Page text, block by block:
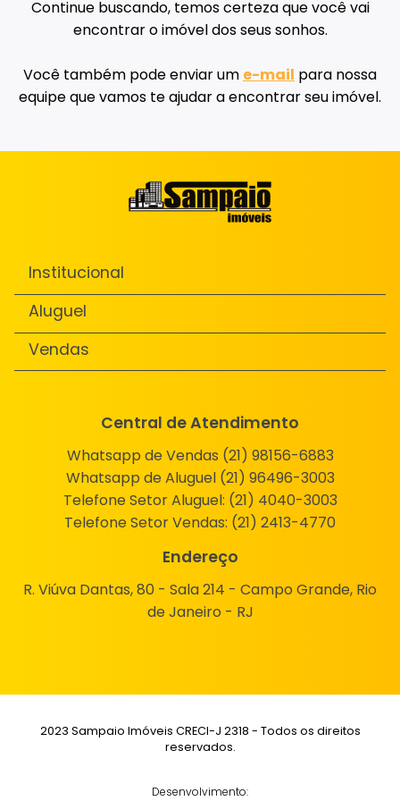
Continue buscando, temos certeza que você vai
encontrar o imóvel dos seus sonhos.
Você também pode enviar um e-mail para nossa
equipe que vamos te ajudar a encontrar seu imóvel.
Institucional
Aluguel
Vendas
Central de Atendimento
Whatsapp de Vendas (21) 98156-6883
Whatsapp de Aluguel (21) 96496-3003
Telefone Setor Aluguel: (21) 4040-3003
Telefone Setor Vendas: (21) 2413-4770
Endereço
R. Viúva Dantas, 80 - Sala 214 - Campo Grande, Rio
de Janeiro - RJ
2023 Sampaio Imóveis CRECI-J 2318 - Todos os direitos
reservados.
Desenvolvimento: